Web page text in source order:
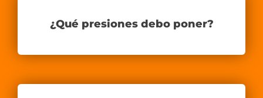
¿Qué presiones debo poner?